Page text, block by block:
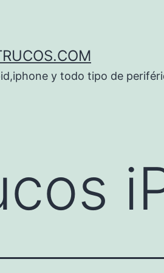
y todo tipo de